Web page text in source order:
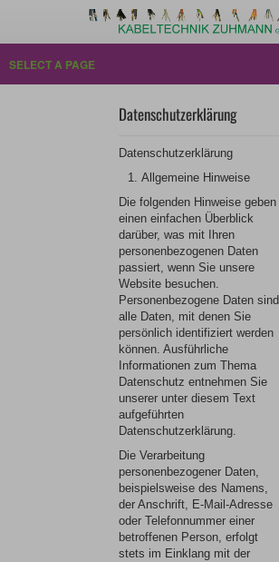
Datenschutzerklärung
Datenschutzerklärung
Allgemeine Hinweise
Die folgenden Hinweise geben
einen einfachen Überblick
darüber, was mit Ihren
personenbezogenen Daten
passiert, wenn Sie unsere
Website besuchen.
Personenbezogene Daten sind
alle Daten, mit denen Sie
persönlich identifiziert werden
können. Ausführliche
Informationen zum Thema
Datenschutz entnehmen Sie
unserer unter diesem Text
aufgeführten
Datenschutzerklärung.
Die Verarbeitung
personenbezogener Daten,
beispielsweise des Namens,
der Anschrift, E-Mail-Adresse
oder Telefonnummer einer
betroffenen Person, erfolgt
stets im Einklang mit der